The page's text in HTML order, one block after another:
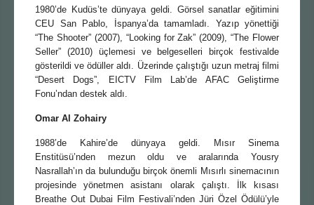
1980’de Kudüs’te dünyaya geldi. Görsel sanatlar eğitimini
CEU San Pablo, İspanya’da tamamladı. Yazıp yönettiği
“The Shooter” (2007), “Looking for Zak” (2009), “The Flower
Seller” (2010) üçlemesi ve belgeselleri birçok festivalde
gösterildi ve ödüller aldı. Üzerinde çalıştığı uzun metraj filmi
“Desert Dogs”, EICTV Film Lab’de AFAC Geliştirme
Fonu’ndan destek aldı.
Omar Al Zohairy
1988’de Kahire’de dünyaya geldi. Mısır Sinema
Enstitüsü’nden mezun oldu ve aralarında Yousry
Nasrallah’ın da bulunduğu birçok önemli Mısırlı sinemacının
projesinde yönetmen asistanı olarak çalıştı. İlk kısası
Breathe Out Dubai Film Festivali’nden Jüri Özel Ödülü’yle